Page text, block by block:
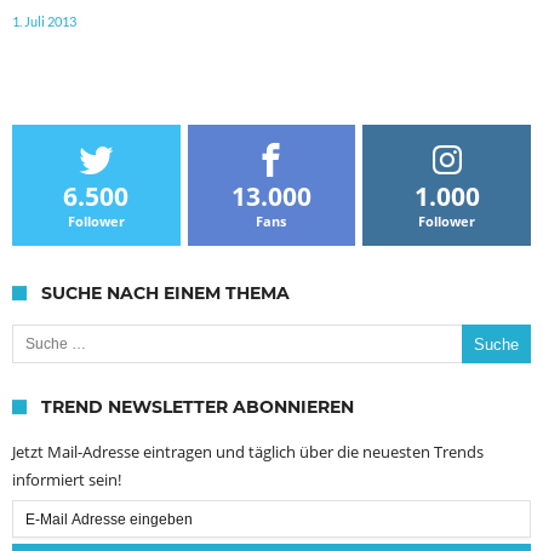
1. Juli 2013
6.500
Follower
13.000
Fans
1.000
Follower
SUCHE NACH EINEM THEMA
Suche nach:
TREND NEWSLETTER ABONNIEREN
Jetzt Mail-Adresse eintragen und täglich über die neuesten Trends
informiert sein!
Email
Subscription